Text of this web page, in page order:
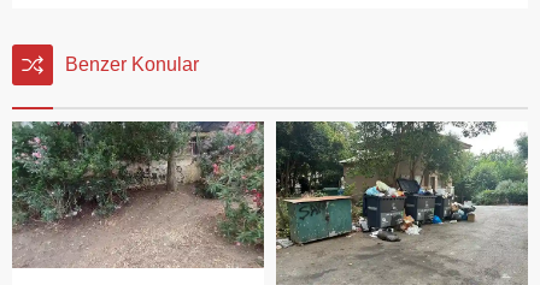
Benzer Konular